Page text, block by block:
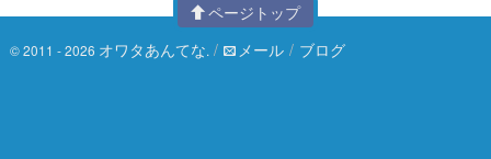
ページトップ
© 2011 - 2026 オワタあんてな. / メール / ブログ